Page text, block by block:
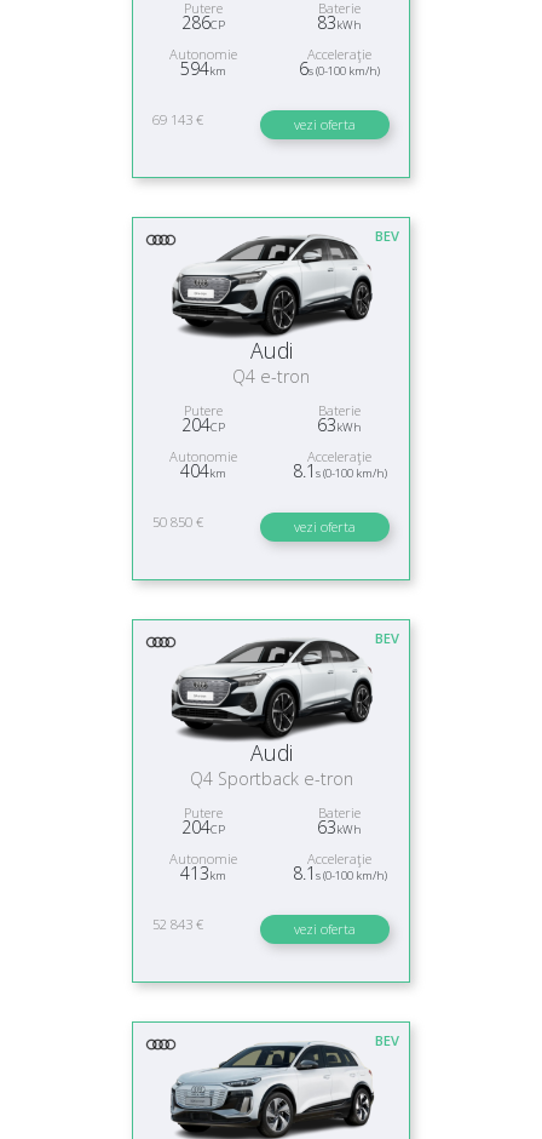
Putere
286CP
Baterie
83kWh
Autonomie
594km
Acceleraţie
6s (0-100 km/h)
69 143 € vezi oferta
BEV
Audi
Q4 e-tron
Putere
204CP
Baterie
63kWh
Autonomie
404km
Acceleraţie
8.1 s (0-100 km/h)
50 850 € vezi oferta
BEV
Audi
Q4 Sportback e-tron
Putere
204CP
Baterie
63kWh
Autonomie
413km
Acceleraţie
8.1 s (0-100 km/h)
52 843 € vezi oferta
BEV